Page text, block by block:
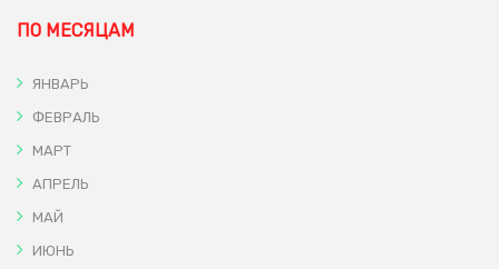
ПО МЕСЯЦАМ
ЯНВАРЬ
ФЕВРАЛЬ
МАРТ
АПРЕЛЬ
МАЙ
ИЮНЬ